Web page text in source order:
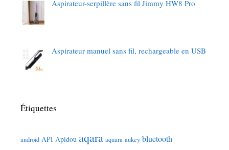
Aspirateur-serpillère sans fil Jimmy HW8 Pro
Aspirateur manuel sans fil, rechargeable en USB
Étiquettes
android API Apidou aqara aquara aukey bluetooth